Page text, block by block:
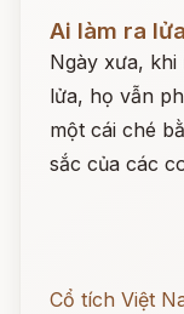
Ai làm ra
Ngày xưa,
lửa, họ vẫn
một cái ché
sắc của các
Cổ tích Việt